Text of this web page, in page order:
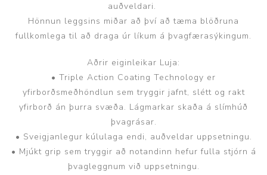
auðveldari.
Hönnun leggsins miðar að því að tæma blöðruna
fullkomlega til að draga úr líkum á þvagfærasýkingum.
Aðrir eiginleikar Luja:
• Triple Action Coating Technology er
yfirborðsmeðhöndlun sem tryggir jafnt, slétt og rakt
yfirborð án þurra svæða. Lágmarkar skaða á slímhúð
þvagrásar.
• Sveigjanlegur kúlulaga endi, auðveldar uppsetningu.
• Mjúkt grip sem tryggir að notandinn hefur fulla stjórn á
þvagleggnum við uppsetningu.